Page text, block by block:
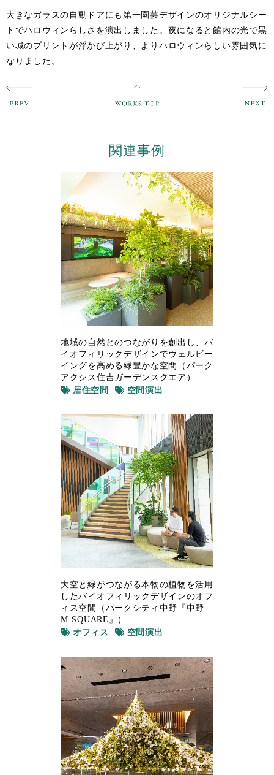
大きなガラスの自動ドアにも第一園芸デザインのオリジナルシー
トでハロウィンらしさを演出しました。夜になると館内の光で黒
い城のプリントが浮かび上がり、よりハロウィンらしい雰囲気に
なりました。
関連事例
地域の自然とのつながりを創出し、バ
イオフィリックデザインでウェルビー
イングを高める緑豊かな空間（パーク
アクシス住吉ガーデンスクエア）
居住空間
空間演出
大空と緑がつながる本物の植物を活用
したバイオフィリックデザインのオフ
ィス空間（パークシティ中野『中野
M-SQUARE』）
オフィス
空間演出